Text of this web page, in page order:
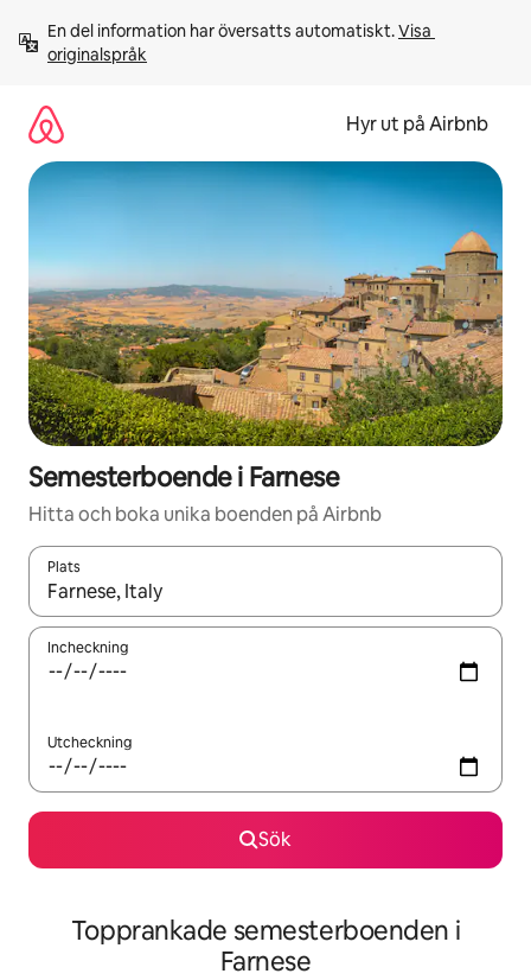
innehåll
En del information har översatts automatiskt. Visa
originalspråk
Hyr ut på Airbnb
Semesterboende i Farnese
Hitta och boka unika boenden på Airbnb
Plats
När resultaten är tillgängliga kan du navigera med upp- och
Incheckning
Utcheckning
Sök
Topprankade semesterboenden i
Farnese